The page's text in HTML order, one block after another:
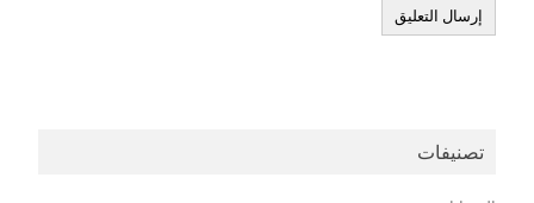
تصنيفات